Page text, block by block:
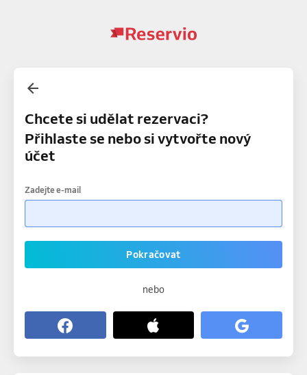
Chcete si udělat rezervaci?
Přihlaste se nebo si vytvořte nový
účet
Zadejte e-mail
Pokračovat
nebo